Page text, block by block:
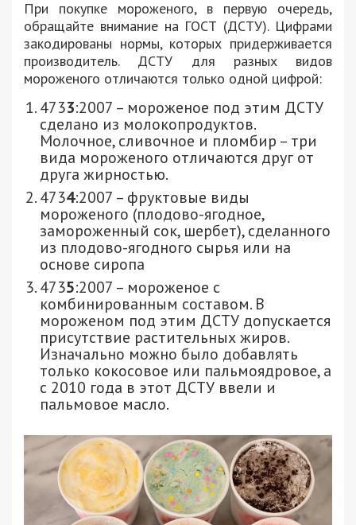
При покупке мороженого, в первую очередь,
обращайте внимание на ГОСТ (ДСТУ). Цифрами
закодированы нормы, которых придерживается
производитель. ДСТУ для разных видов
мороженого отличаются только одной цифрой:
4733:2007 – мороженое под этим ДСТУ
сделано из молокопродуктов.
Молочное, сливочное и пломбир – три
вида мороженого отличаются друг от
друга жирностью.
4734:2007 – фруктовые виды
мороженого (плодово-ягодное,
замороженный сок, шербет), сделанного
из плодово-ягодного сырья или на
основе сиропа
4735:2007 – мороженое с
комбинированным составом. В
мороженом под этим ДСТУ допускается
присутствие растительных жиров.
Изначально можно было добавлять
только кокосовое или пальмоядровое, а
с 2010 года в этот ДСТУ ввели и
пальмовое масло.